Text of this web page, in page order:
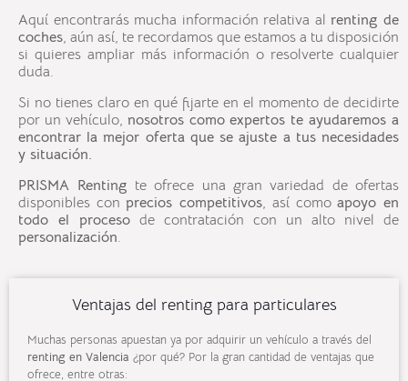
Aquí encontrarás mucha información relativa al renting de
coches, aún así, te recordamos que estamos a tu disposición
si quieres ampliar más información o resolverte cualquier
duda.
Si no tienes claro en qué fijarte en el momento de decidirte
por un vehículo, nosotros como expertos te ayudaremos a
encontrar la mejor oferta que se ajuste a tus necesidades
y situación.
PRISMA Renting te ofrece una gran variedad de ofertas
disponibles con precios competitivos, así comoapoyo en
todo el proceso de contratación con un alto nivel de
personalización.
Ventajas del renting para particulares
Muchas personas apuestan ya por adquirir un vehículo a través del
renting en Valencia ¿por qué? Por la gran cantidad de ventajas que
ofrece, entre otras: